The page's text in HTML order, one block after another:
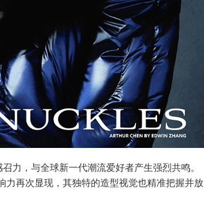
力，与全球新一代潮流爱好者产生强烈共鸣。
再次显现，其独特的造型视觉也精准把握并放